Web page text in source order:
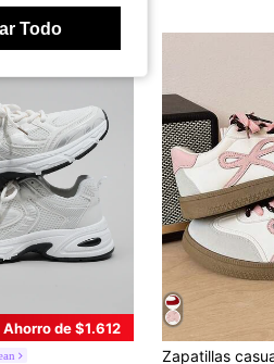
Ahorro de $1.612
Todo